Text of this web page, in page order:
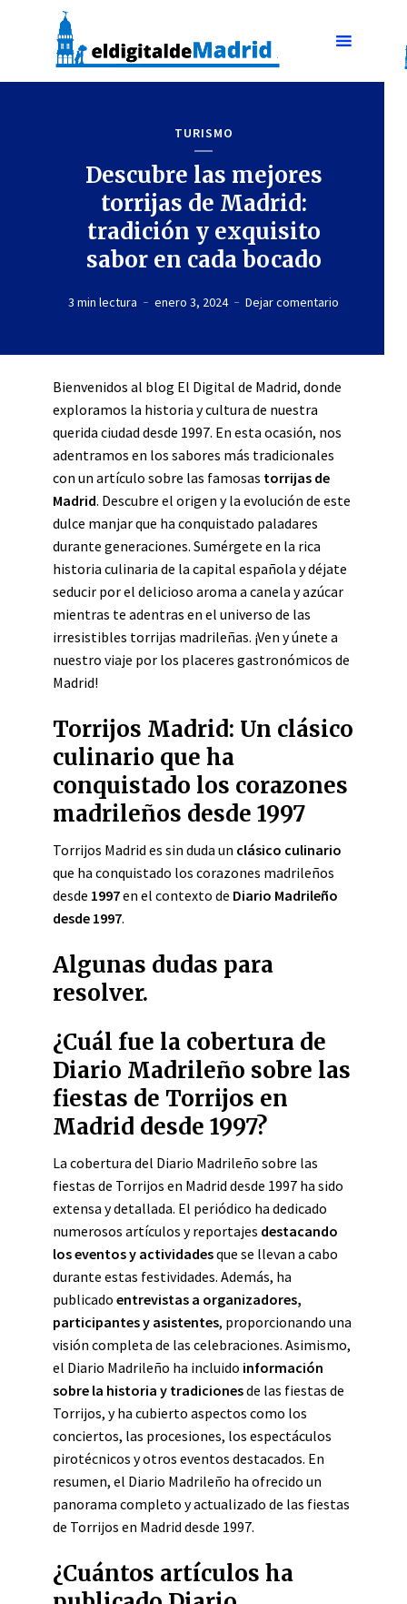
TURISMO
Descubre las mejores
torrijas de Madrid:
tradición y exquisito
sabor en cada bocado
3 min lectura enero 3, 2024 Dejar comentario
Bienvenidos al blog El Digital de Madrid, donde
exploramos la historia y cultura de nuestra
querida ciudad desde 1997. En esta ocasión, nos
adentramos en los sabores más tradicionales
con un artículo sobre las famosas torrijas de
Madrid. Descubre el origen y la evolución de este
dulce manjar que ha conquistado paladares
durante generaciones. Sumérgete en la rica
historia culinaria de la capital española y déjate
seducir por el delicioso aroma a canela y azúcar
mientras te adentras en el universo de las
irresistibles torrijas madrileñas. ¡Ven y únete a
nuestro viaje por los placeres gastronómicos de
Madrid!
Torrijos Madrid: Un clásico
culinario que ha
conquistado los corazones
madrileños desde 1997
Torrijos Madrid es sin duda un clásico culinario
que ha conquistado los corazones madrileños
desde 1997en el contexto de Diario Madrileño
desde 1997.
Algunas dudas para
resolver.
¿Cuál fue la cobertura de
Diario Madrileño sobre las
fiestas de Torrijos en
Madrid desde 1997?
La cobertura del Diario Madrileño sobre las
fiestas de Torrijos en Madrid desde 1997 ha sido
extensa y detallada. El periódico ha dedicado
numerosos artículos y reportajes destacando
los eventos y actividadesque se llevan a cabo
durante estas festividades. Además, ha
publicado entrevistas a organizadores,
participantes y asistentes, proporcionando una
visión completa de las celebraciones. Asimismo,
el Diario Madrileño ha incluido información
sobre la historia y tradicionesde las fiestas de
Torrijos, y ha cubierto aspectos como los
conciertos, las procesiones, los espectáculos
pirotécnicos y otros eventos destacados. En
resumen, el Diario Madrileño ha ofrecido un
panorama completo y actualizado de las fiestas
de Torrijos en Madrid desde 1997.
¿Cuántos artículos ha